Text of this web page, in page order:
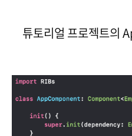
튜토리얼 프로젝트의